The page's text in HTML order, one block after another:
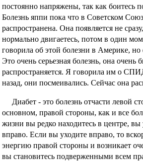
постоянно напряжены, так как боитесь
Болезнь яппи пока что в Советском
распространена. Она появляется не
нормально двигаетесь, потом в один
говорила об этой болезни в Америке,
Это очень серьезная болезнь, она очень
распространяется. Я говорила им о
назад, они посмеивались. Сейчас она
Диабет - это болезнь отчасти левой
основном, правой стороны, как и все
жизни вы редко находитесь в центре, вы
вправо. Если вы уходите вправо, то
энергию правой стороны и возникает
вы становитесь подверженными всем